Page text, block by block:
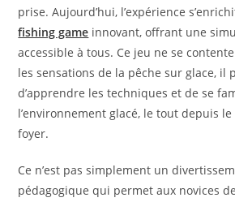
prise. Aujourd’hui, l’expérience
fishing game innovant, offrant une
accessible à tous. Ce jeu ne se
les sensations de la pêche sur glace, il
d’apprendre les techniques et de se
l’environnement glacé, le tout depuis
foyer.
Ce n’est pas simplement un
pédagogique qui permet aux novices